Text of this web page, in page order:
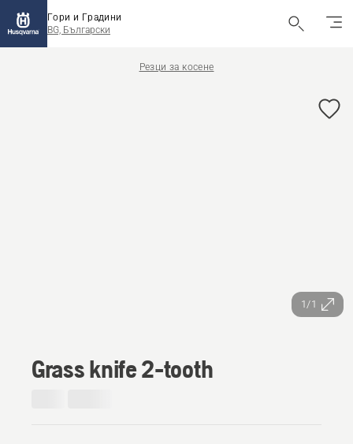
Гори и Градини
BG, Български
Резци за косене
1/1
Grass knife 2-tooth